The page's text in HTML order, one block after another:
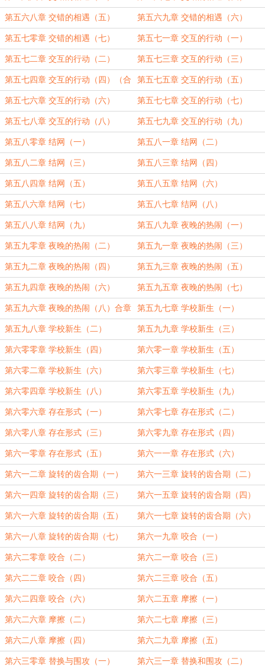
第五六八章 交错的相遇（五） 第五六九章 交错的相遇（六）
第五七零章 交错的相遇（七） 第五七一章 交互的行动（一）
第五七二章 交互的行动（二） 第五七三章 交互的行动（三）
第五七四章 交互的行动（四）（合
章）
第五七五章 交互的行动（五）
第五七六章 交互的行动（六） 第五七七章 交互的行动（七）
第五七八章 交互的行动（八） 第五七九章 交互的行动（九）
第五八零章 结网（一） 第五八一章 结网（二）
第五八二章 结网（三） 第五八三章 结网（四）
第五八四章 结网（五） 第五八五章 结网（六）
第五八六章 结网（七） 第五八七章 结网（八）
第五八八章 结网（九） 第五八九章 夜晚的热闹（一）
第五九零章 夜晚的热闹（二） 第五九一章 夜晚的热闹（三）
第五九二章 夜晚的热闹（四） 第五九三章 夜晚的热闹（五）
第五九四章 夜晚的热闹（六） 第五九五章 夜晚的热闹（七）
第五九六章 夜晚的热闹（八）合章 第五九七章 学校新生（一）
第五九八章 学校新生（二） 第五九九章 学校新生（三）
第六零零章 学校新生（四） 第六零一章 学校新生（五）
第六零二章 学校新生（六） 第六零三章 学校新生（七）
第六零四章 学校新生（八） 第六零五章 学校新生（九）
第六零六章 存在形式（一） 第六零七章 存在形式（二）
第六零八章 存在形式（三） 第六零九章 存在形式（四）
第六一零章 存在形式（五） 第六一一章 存在形式（六）
第六一二章 旋转的齿合期（一） 第六一三章 旋转的齿合期（二）
第六一四章 旋转的齿合期（三） 第六一五章 旋转的齿合期（四）
第六一六章 旋转的齿合期（五） 第六一七章 旋转的齿合期（六）
第六一八章 旋转的齿合期（七） 第六一九章 咬合（一）
第六二零章 咬合（二） 第六二一章 咬合（三）
第六二二章 咬合（四） 第六二三章 咬合（五）
第六二四章 咬合（六） 第六二五章 摩擦（一）
第六二六章 摩擦（二） 第六二七章 摩擦（三）
第六二八章 摩擦（四） 第六二九章 摩擦（五）
第六三零章 替换与围攻（一） 第六三一章 替换和围攻（二）